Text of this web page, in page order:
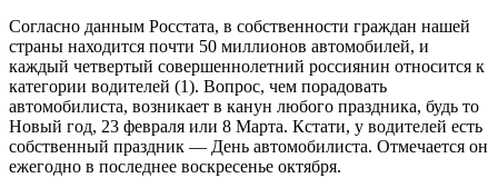
Согласно данным Росстата, в собственности граждан нашей
страны находится почти 50 миллионов автомобилей, и
каждый четвертый совершеннолетний россиянин относится к
категории водителей (1). Вопрос, чем порадовать
автомобилиста, возникает в канун любого праздника, будь то
Новый год, 23 февраля или 8 Марта. Кстати, у водителей есть
собственный праздник — День автомобилиста. Отмечается он
ежегодно в последнее воскресенье октября.